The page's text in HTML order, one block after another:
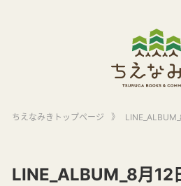
ちえなみきトップページ 》
LINE_ALBUM_8月12